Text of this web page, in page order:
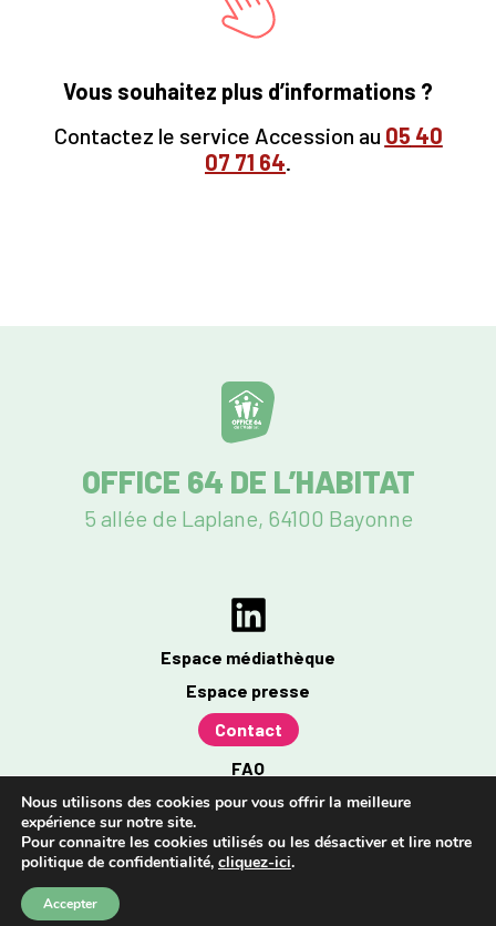
Vous souhaitez plus d’informations ?
Contactez le service Accession au 05 40
07 71 64.
OFFICE 64 DE L’HABITAT
5 allée de Laplane, 64100 Bayonne
Espace médiathèque
Espace presse
Contact
FAQ
Mentions légales
Politique de confidentialité
Accessibilité : partiellement conforme à 96%
Nous utilisons des cookies pour vous offrir la meilleure
expérience sur notre site.
Pour connaitre les cookies utilisés ou les désactiver et lire notre
politique de confidentialité, cliquez-ici.
Accepter